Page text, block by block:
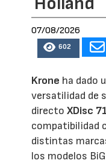
07/08/2026
602
Krone ha dado
versatilidad de
directoXDisc
compatibilidad
distintas
los modelos